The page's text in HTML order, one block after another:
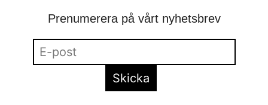
Prenumerera på vårt nyhetsbrev